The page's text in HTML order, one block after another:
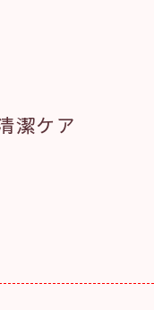
潔ケア